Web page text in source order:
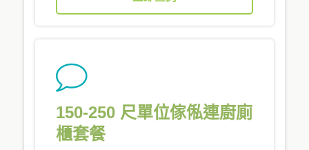
150-250 尺單位傢俬連廚廁
櫃套餐